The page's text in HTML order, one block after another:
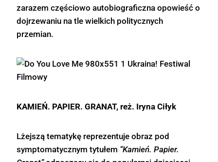
zarazem częściowo autobiograficzna opowieść o
dojrzewaniu na tle wielkich politycznych
przemian.
KAMIEŃ. PAPIER. GRANAT, reż. Iryna Ciłyk
Lżejszą tematykę reprezentuje obraz pod
symptomatycznym tytułem “Kamień. Papier.